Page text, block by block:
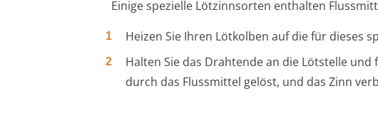
Einige spezielle Lötzinnsorten enthalten
Heizen Sie Ihren Lötkolben auf die für dieses
Halten Sie das Drahtende an die Lötstelle
durch das Flussmittel gelöst, und das Zinn